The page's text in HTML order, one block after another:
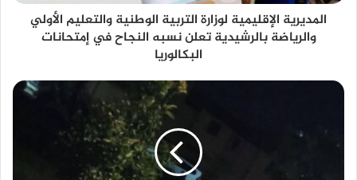
المديرية الإقليمية لوزارة التربية الوطنية والتعليم الأولي
والرياضة بالرشيدية تعلن نسبه النجاح في إمتحانات
البكالوريا